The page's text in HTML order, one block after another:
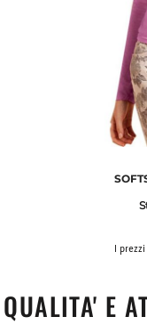
I
QUALITA' E